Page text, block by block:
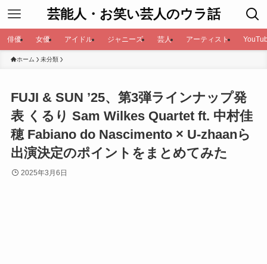
芸能人・お笑い芸人のウラ話
俳優 女優 アイドル ジャニーズ 芸人 アーティスト
ホーム 未分類
FUJI & SUN ’25、第3弾ラインナップ発
表 くるり Sam Wilkes Quartet ft. 中村佳
穂 Fabiano do Nascimento × U-zhaanら
出演決定のポイントをまとめてみた
2025年3月6日